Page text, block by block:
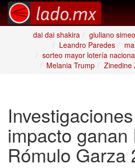
dai dai shakira
giuliano
Leandro Paredes
sorteo mayor lotería
Melania Trump
Zinedine
impacto ganan
Rómulo Garza